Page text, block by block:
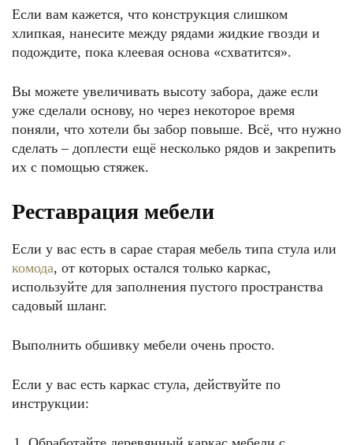
Если вам кажется, что конструкция слишком
хлипкая, нанесите между рядами жидкие гвозди и
подождите, пока клеевая основа «схватится».
Вы можете увеличивать высоту забора, даже если
уже сделали основу, но через некоторое время
поняли, что хотели бы забор повыше. Всё, что нужно
сделать – доплести ещё несколько рядов и закрепить
их с помощью стяжек.
Реставрация мебели
Если у вас есть в сарае старая мебель типа стула или
комода, от которых остался только каркас,
используйте для заполнения пустого пространства
садовый шланг.
Выполнить обшивку мебели очень просто.
Если у вас есть каркас стула, действуйте по
инструкции: